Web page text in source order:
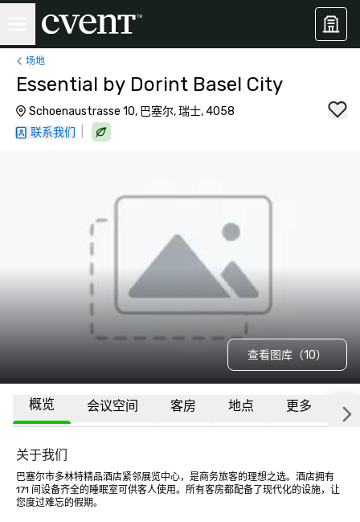
场地
Essential by Dorint Basel City
Schoenaustrasse 10, 巴塞尔, 瑞士, 4058
联系我们
查看图库（10）
概览 会议空间 客房 地点 更多 常
关于我们
巴塞尔市多林特精品酒店紧邻展览中心，是商务旅客的理想之选。酒店拥有
171 间设备齐全的睡眠室可供客人使用。所有客房都配备了现代化的设施，让
您度过难忘的假期。